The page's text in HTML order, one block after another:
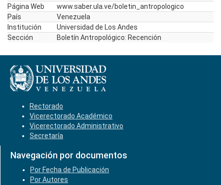
Página Web
www.saber.ula.ve/boletin_antropologico
País
Venezuela
Institución
Universidad de Los Andes
Sección
Boletín Antropológico: Recención
Rectorado
Vicerectorado Académico
Vicerectorado Administrativo
Secretaría
Navegación por documentos
Por Fecha de Publicación
Por Autores